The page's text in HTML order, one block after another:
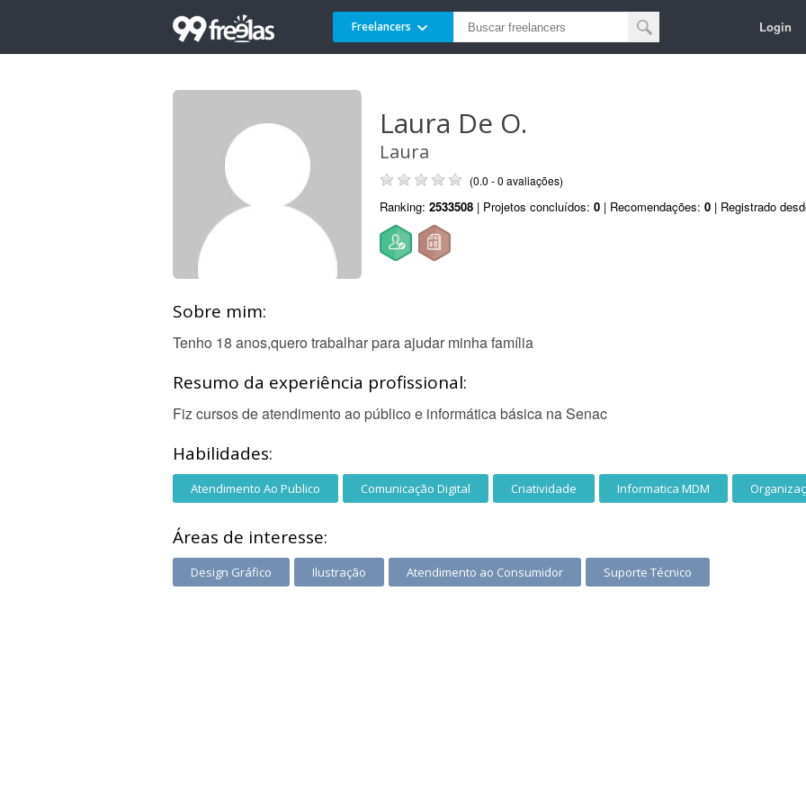
Freelancers Login
Laura De O.
Laura
(0.0 - 0 avaliações)
Ranking: 2533508 | Projetos concluídos: 0 | Recomendações: 0 | Registrado
Sobre mim:
Tenho 18 anos,quero trabalhar para ajudar minha família
Resumo da experiência profissional:
Fiz cursos de atendimento ao público e informática básica na Senac
Habilidades:
Atendimento Ao Publico Comunicação Digital Criatividade Informatica MDM
Áreas de interesse:
Design Gráfico Ilustração Atendimento ao Consumidor Suporte Técnico